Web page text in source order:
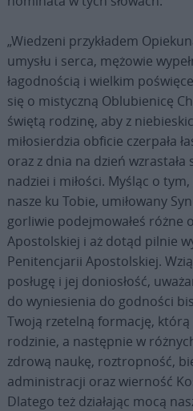
„Wiedzeni przykładem
umysłu i serca, mężowie
łagodnością i wielkim
się o mistyczną Oblubienicę
świętą rodzinę, aby z
miłosierdzia obficie czerpała
oraz z dnia na dzień wzrastała
nadziei i miłości. Myśląc o
nasze ku Tobie, umiłowany
gorliwie podejmowałeś różne
Apostolskiej i aż dotąd pilnie
Penitencjarii Apostolskiej.
posługę i jej doniosłość,
do wyniesienia do godności
Twoją rzetelną formację, którą
rodzinie, a następnie w
zdrową naukę, roztropność,
administracji oraz wierność
Dlatego też działając mocą